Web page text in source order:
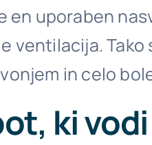
en uporaben
ventilacija.
in celo
ki